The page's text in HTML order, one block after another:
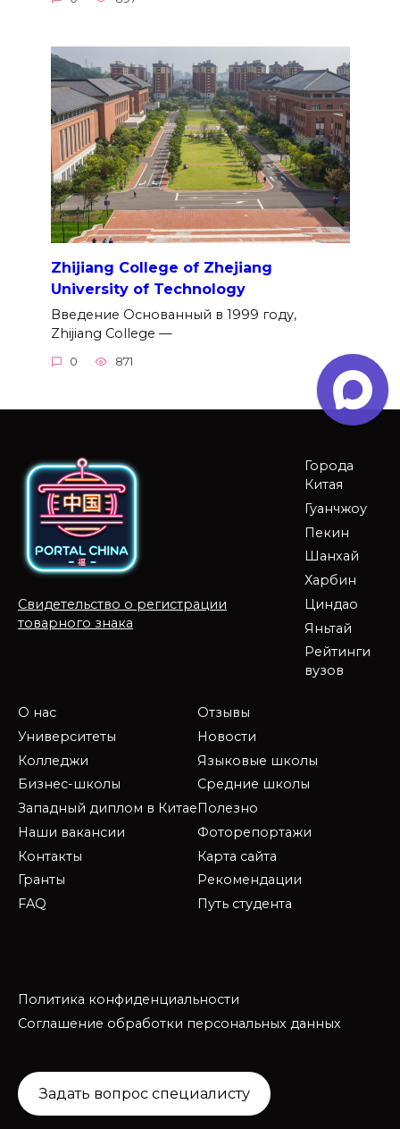
Zhijiang College of Zhejiang
University of Technology
Введение Основанный в 1999 году,
Zhijiang College —
0 871
Свидетельство о регистрации
товарного знака
Города
Китая
Гуанчжоу
Пекин
Шанхай
Харбин
Циндао
Яньтай
Рейтинги
вузов
О нас
Университеты
Колледжи
Бизнес-школы
Западный диплом в Китае
Наши вакансии
Контакты
Гранты
FAQ
Отзывы
Новости
Языковые школы
Средние школы
Полезно
Фоторепортажи
Карта сайта
Рекомендации
Путь студента
Политика конфиденциальности
Соглашение обработки персональных данных
Задать вопрос специалисту